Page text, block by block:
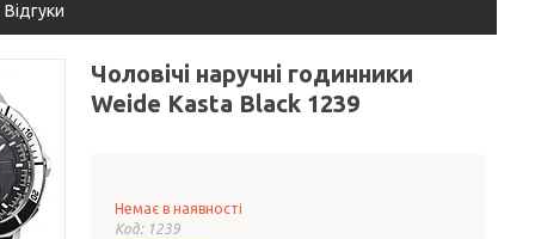
Відгуки
Чоловічі наручні годинники
Weide Kasta Black 1239
Немає в наявності
Код: 1239